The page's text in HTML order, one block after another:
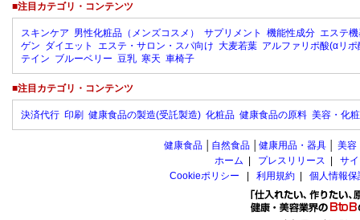
■注目カテゴリ・コンテンツ
スキンケア 男性化粧品（メンズコスメ） サプリメント 機能性成分 エステ
ゲン ダイエット エステ・サロン・スパ向け 大麦若葉 アルファリポ酸(αリポ
テイン ブルーベリー 豆乳 寒天 車椅子
■注目カテゴリ・コンテンツ
決済代行 印刷 健康食品の製造(受託製造) 化粧品 健康食品の原料 美容・化
健康食品 自然食品 健康用品・器具 美容
ホーム
プレスリリース
サ
Cookieポリシー
利用規約 個人情報